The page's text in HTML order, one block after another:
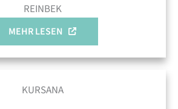
REINBEK‎
MEHR LESEN
KURSANA